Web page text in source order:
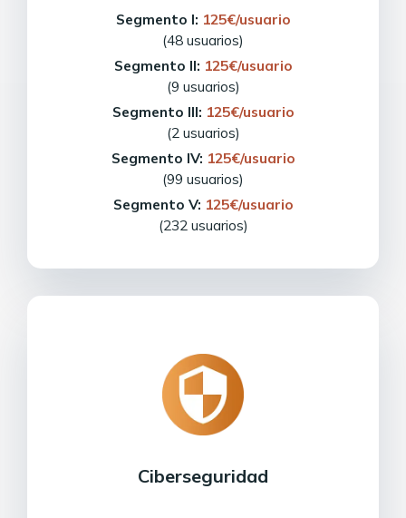
Segmento I: 125€/usuario
(48 usuarios)
Segmento II: 125€/usuario
(9 usuarios)
Segmento III: 125€/usuario
(2 usuarios)
Segmento IV: 125€/usuario
(99 usuarios)
Segmento V: 125€/usuario
(232 usuarios)
Ciberseguridad